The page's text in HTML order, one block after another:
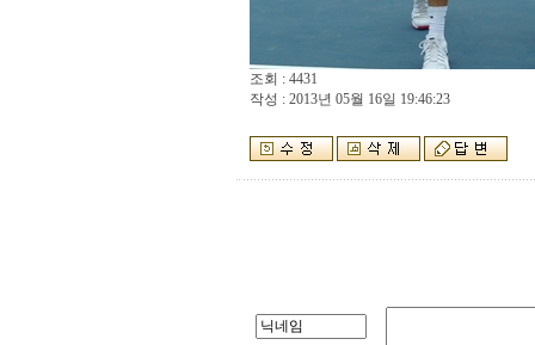
조회 : 4431
작성 : 2013년 05월 16일 19:46:23